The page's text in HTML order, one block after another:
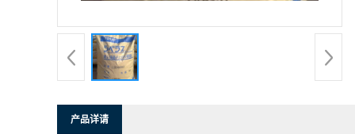
产品详请